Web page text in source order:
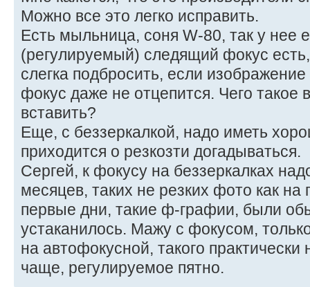
Можно все это легко исправить.
Есть мыльница, соня W-80, так у нее
(регулируемый) следящий фокус
слегка подбросить, если
фокус даже не отцепится. Чего такое
вставить?
Еще, с беззеркалкой, надо иметь
приходится о резкозти догадываться.
Сергей, к фокусу на беззеркалках
месяцев, таких не резких фото как
первые дни, такие ф-графии, были
устаканилось. Мажу с фокусом,
на автофокусной, такого
чаще, регулируемое пятно.